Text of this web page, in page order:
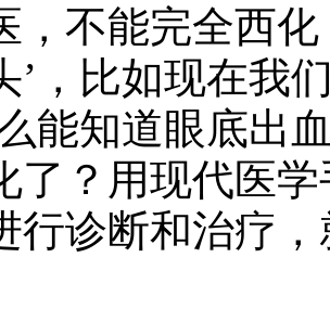
，不能完全西
’，比如现在我
能知道眼底出
了？用现代医
行诊断和治疗